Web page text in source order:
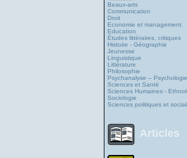
Beaux-arts
Communication
Droit
Economie et management
Education
Études littéraires, critiques
Histoire - Géographie
Jeunesse
Linguistique
Littérature
Philosophie
Psychanalyse – Psychologie
Sciences et Santé
Sciences Humaines -
Sociologie
Sciences politiques et
Articles